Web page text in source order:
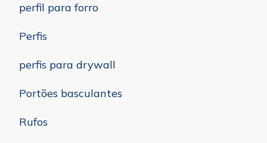
perfil para forro
Perfis
perfis para drywall
Portões basculantes
Rufos